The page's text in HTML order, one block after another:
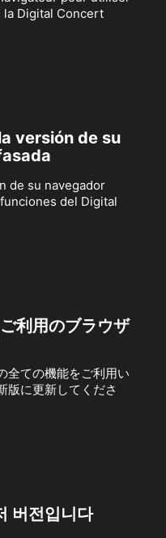
Digital Concert
versión de su
de su navegador
del Digital
利用のブラウザ
全ての機能をご利用い
版に更新してくださ
버전입니다